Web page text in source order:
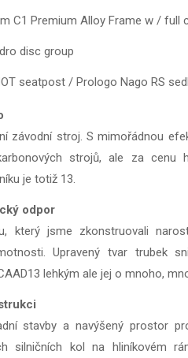
C1 Premium Alloy Frame w / full
disc group
seatpost / Prologo Nago RS
závodní stroj. S mimořádnou
strojů, ale za cenu
je totiž 13.
odpor
který jsme zkonstruovali
Upravený tvar trubek
lehkým ale jej o mnoho,
stavby a navýšený prostor
silničních kol na hliníkovém